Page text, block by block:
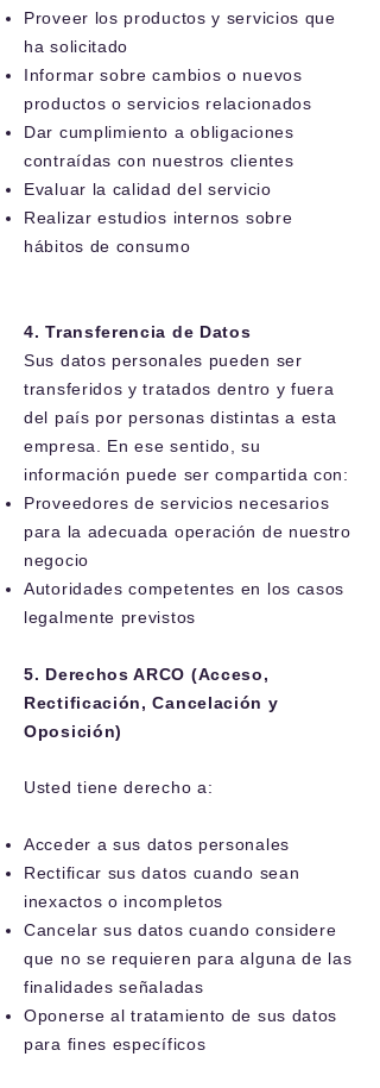
Proveer los productos y servicios que
ha solicitado
Informar sobre cambios o nuevos
productos o servicios relacionados
Dar cumplimiento a obligaciones
contraídas con nuestros clientes
Evaluar la calidad del servicio
Realizar estudios internos sobre
hábitos de consumo
4. Transferencia de Datos
Sus datos personales pueden ser
transferidos y tratados dentro y fuera
del país por personas distintas a esta
empresa. En ese sentido, su
información puede ser compartida con:
Proveedores de servicios necesarios
para la adecuada operación de nuestro
negocio
Autoridades competentes en los casos
legalmente previstos
5. Derechos ARCO (Acceso,
Rectificación, Cancelación y
Oposición)
Usted tiene derecho a:
Acceder a sus datos personales
Rectificar sus datos cuando sean
inexactos o incompletos
Cancelar sus datos cuando considere
que no se requieren para alguna de las
finalidades señaladas
Oponerse al tratamiento de sus datos
para fines específicos